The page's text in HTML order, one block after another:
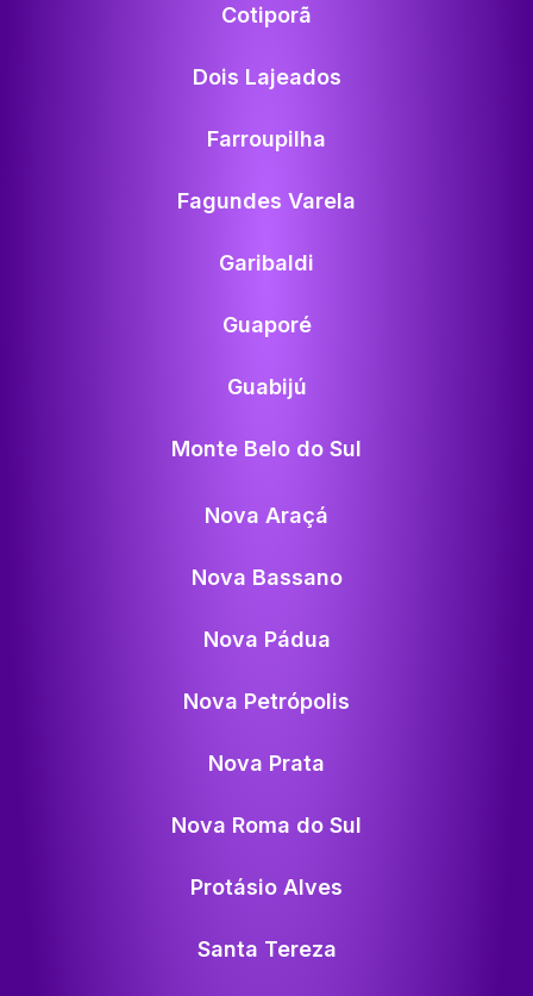
Cotiporã
Dois Lajeados
Farroupilha
Fagundes Varela
Garibaldi
Guaporé
Guabijú
Monte Belo do Sul
Nova Araçá
Nova Bassano
Nova Pádua
Nova Petrópolis
Nova Prata
Nova Roma do Sul
Protásio Alves
Santa Tereza